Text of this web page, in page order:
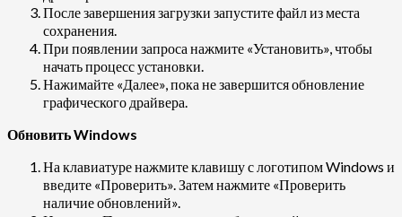
После завершения загрузки запустите файл из места
сохранения.
При появлении запроса нажмите «Установить», чтобы
начать процесс установки.
Нажимайте «Далее», пока не завершится обновление
графического драйвера.
Обновить Windows
На клавиатуре нажмите клавишу с логотипом Windows и
введите «Проверить». Затем нажмите «Проверить
наличие обновлений».